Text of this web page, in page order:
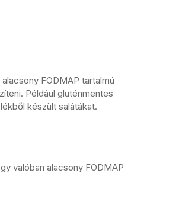
FODMAP tartalmú
Például gluténmentes
készült salátákat.
valóban alacsony FODMAP